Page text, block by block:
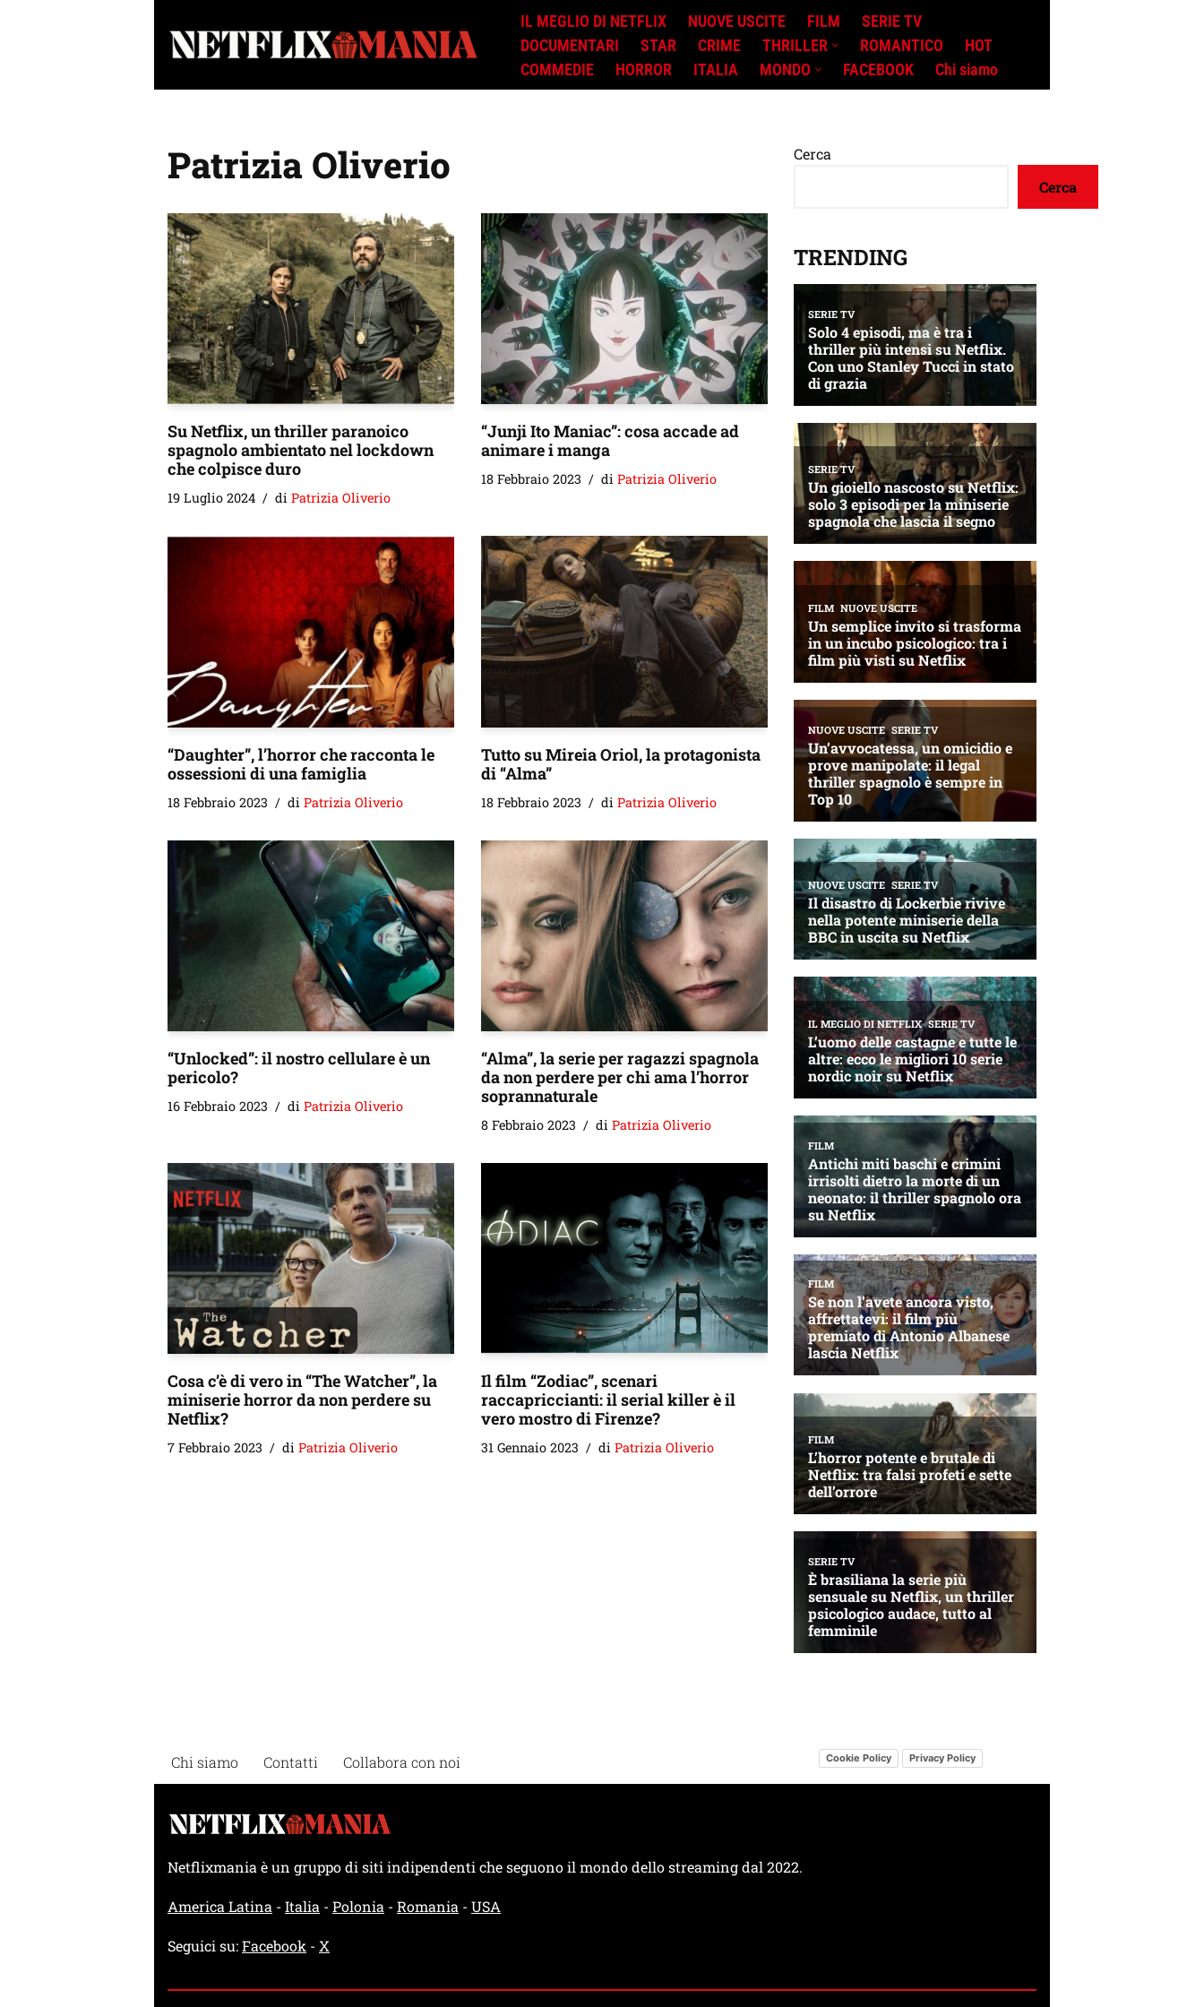
Vai
contenuto
IL MEGLIO DI NETFLIX NUOVE USCITE FILM
SERIE TV
DOCUMENTARI
STAR CRIME THRILLER ROMANTICO
HOT
COMMEDIE
HORROR ITALIA MONDO FACEBOOK Chi siamo
Patrizia Oliverio
Su Netflix, un thriller paranoico
spagnolo ambientato nel lockdown
che colpisce duro
19 Luglio 2024 di Patrizia Oliverio
“Junji Ito Maniac”: cosa accade ad
animare i manga
18 Febbraio 2023 di Patrizia Oliverio
“Daughter”, l’horror che racconta le
ossessioni di una famiglia
18 Febbraio 2023 di Patrizia Oliverio
Tutto su Mireia Oriol, la protagonista
di “Alma”
18 Febbraio 2023 di Patrizia Oliverio
“Unlocked”: il nostro cellulare è un
pericolo?
16 Febbraio 2023 di Patrizia Oliverio
“Alma”, la serie per ragazzi spagnola
da non perdere per chi ama l’horror
soprannaturale
8 Febbraio 2023 di Patrizia Oliverio
Cosa c’è di vero in “The Watcher”, la
miniserie horror da non perdere su
Netflix?
7 Febbraio 2023 di Patrizia Oliverio
Il film “Zodiac”, scenari
raccapriccianti: il serial killer è il
vero mostro di Firenze?
31 Gennaio 2023 di Patrizia Oliverio
Cerca
Cerca
TRENDING
Chi siamo Contatti Collabora con noi Cookie Policy Privacy Policy
Netflixmania è un gruppo di siti indipendenti che seguono il mondo dello streaming dal 2022.
America Latina - Italia - Polonia - Romania - USA
Seguici su:Facebook - X